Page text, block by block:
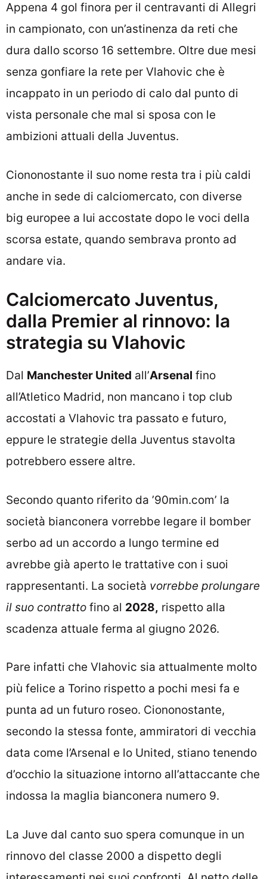
Appena 4 gol finora per il centravanti di Allegri
in campionato, con un’astinenza da reti che
dura dallo scorso 16 settembre. Oltre due mesi
senza gonfiare la rete per Vlahovic che è
incappato in un periodo di calo dal punto di
vista personale che mal si sposa con le
ambizioni attuali della Juventus.
Ciononostante il suo nome resta tra i più caldi
anche in sede di calciomercato, con diverse
big europee a lui accostate dopo le voci della
scorsa estate, quando sembrava pronto ad
andare via.
Calciomercato Juventus,
dalla Premier al rinnovo: la
strategia su Vlahovic
Dal Manchester United all’Arsenal fino
all’Atletico Madrid, non mancano i top club
accostati a Vlahovic tra passato e futuro,
eppure le strategie della Juventus stavolta
potrebbero essere altre.
Secondo quanto riferito da ’90min.com’ la
società bianconera vorrebbe legare il bomber
serbo ad un accordo a lungo termine ed
avrebbe già aperto le trattative con i suoi
rappresentanti. La società vorrebbe prolungare
il suo contratto fino al 2028, rispetto alla
scadenza attuale ferma al giugno 2026.
Pare infatti che Vlahovic sia attualmente molto
più felice a Torino rispetto a pochi mesi fa e
punta ad un futuro roseo. Ciononostante,
secondo la stessa fonte, ammiratori di vecchia
data come l’Arsenal e lo United, stiano tenendo
d’occhio la situazione intorno all’attaccante che
indossa la maglia bianconera numero 9.
La Juve dal canto suo spera comunque in un
rinnovo del classe 2000 a dispetto degli